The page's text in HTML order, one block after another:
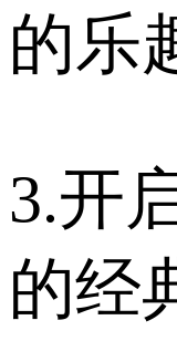
的乐
3.开
的经